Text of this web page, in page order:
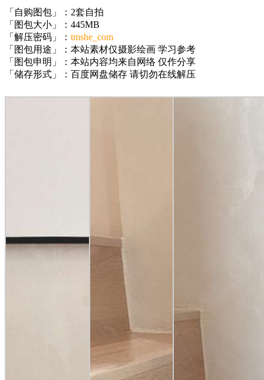
「自购图包」：2套自拍
「图包大小」：445MB
「解压密码」： tmshe_com
「图包用途」：本站素材仅摄影绘画 学习参考
「图包申明」：本站内容均来自网络 仅作分享
「储存形式」：百度网盘储存 请切勿在线解压